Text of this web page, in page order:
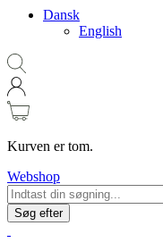
Dansk
English
Kurven er tom.
Webshop
Søg efter